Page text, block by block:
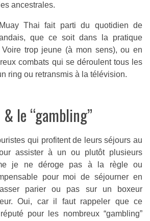
ancestrales.
Thai fait parti du quotidien de
que ce soit dans la pratique
trop jeune (à mon sens), ou en
combats qui se déroulent tous les
ring ou retransmis à la télévision.
le “gambling”
qui profitent de leurs séjours au
assister à un ou plutôt plusieurs
je ne déroge pas à la règle ou
pour moi de séjourner en
parier ou pas sur un boxeur
Oui, car il faut rappeler que ce
pour les nombreux “gambling”